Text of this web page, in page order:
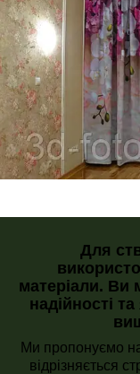
Для
матеріали. Ви
надійності
Ми пропонуємо
відрізняється